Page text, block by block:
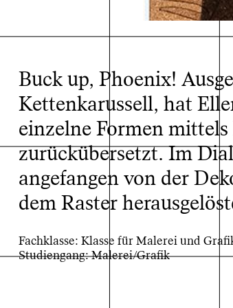
Buck up, Phoenix!
Kettenkarussell, hat
einzelne Formen
zurückübersetzt. Im
angefangen von der
dem Raster
Fachklasse: Klasse für Malerei und
Studiengang: Malerei/Grafik